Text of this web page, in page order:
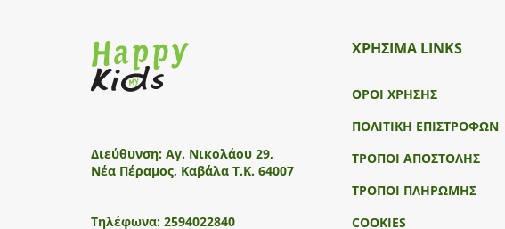
Διεύθυνση: Αγ. Νικολάου 29,
Νέα Πέραμος, Καβάλα Τ.Κ. 64007
Τηλέφωνα: 2594022840
ΧΡΗΣΙΜΑ LINKS
ΟΡΟΙ ΧΡΗΣΗΣ
ΠΟΛΙΤΙΚΗ ΕΠΙΣΤΡΟΦΩΝ
ΤΡΟΠΟΙ ΑΠΟΣΤΟΛΗΣ
ΤΡΟΠΟΙ ΠΛΗΡΩΜΗΣ
COOKIES